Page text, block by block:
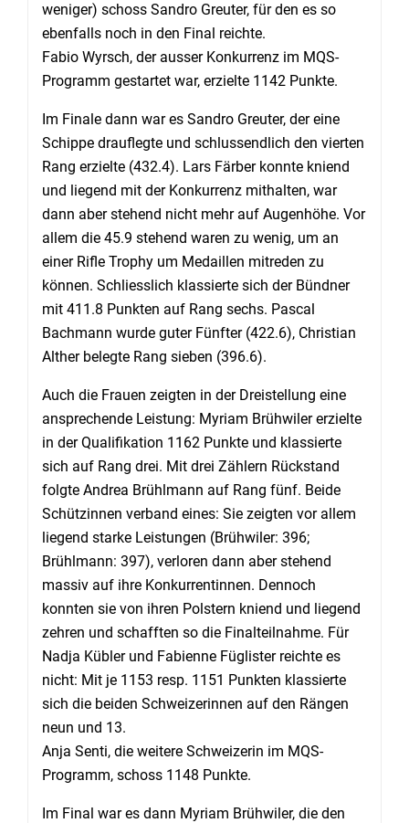
weniger) schoss Sandro Greuter, für den es so
ebenfalls noch in den Final reichte.
Fabio Wyrsch, der ausser Konkurrenz im MQS-
Programm gestartet war, erzielte 1142 Punkte.
Im Finale dann war es Sandro Greuter, der eine
Schippe drauflegte und schlussendlich den vierten
Rang erzielte (432.4). Lars Färber konnte kniend
und liegend mit der Konkurrenz mithalten, war
dann aber stehend nicht mehr auf Augenhöhe. Vor
allem die 45.9 stehend waren zu wenig, um an
einer Rifle Trophy um Medaillen mitreden zu
können. Schliesslich klassierte sich der Bündner
mit 411.8 Punkten auf Rang sechs. Pascal
Bachmann wurde guter Fünfter (422.6), Christian
Alther belegte Rang sieben (396.6).
Auch die Frauen zeigten in der Dreistellung eine
ansprechende Leistung: Myriam Brühwiler erzielte
in der Qualifikation 1162 Punkte und klassierte
sich auf Rang drei. Mit drei Zählern Rückstand
folgte Andrea Brühlmann auf Rang fünf. Beide
Schützinnen verband eines: Sie zeigten vor allem
liegend starke Leistungen (Brühwiler: 396;
Brühlmann: 397), verloren dann aber stehend
massiv auf ihre Konkurrentinnen. Dennoch
konnten sie von ihren Polstern kniend und liegend
zehren und schafften so die Finalteilnahme. Für
Nadja Kübler und Fabienne Füglister reichte es
nicht: Mit je 1153 resp. 1151 Punkten klassierte
sich die beiden Schweizerinnen auf den Rängen
neun und 13.
Anja Senti, die weitere Schweizerin im MQS-
Programm, schoss 1148 Punkte.
Im Final war es dann Myriam Brühwiler, die den